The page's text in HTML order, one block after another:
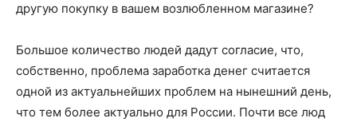
другую покупку в вашем возлюбленном магазине?
Большое количество людей дадут согласие, что,
собственно, проблема заработка денег считается
одной из актуальнейших проблем на нынешний день,
что тем более актуально для России. Почти все люд